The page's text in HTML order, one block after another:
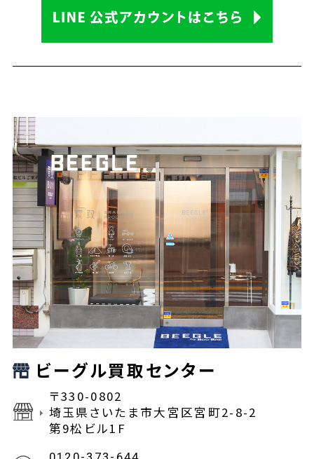
ビーグル買取センター
〒330-0802
埼玉県さいたま市大宮区宮町2-8-2
第9松ビル1F